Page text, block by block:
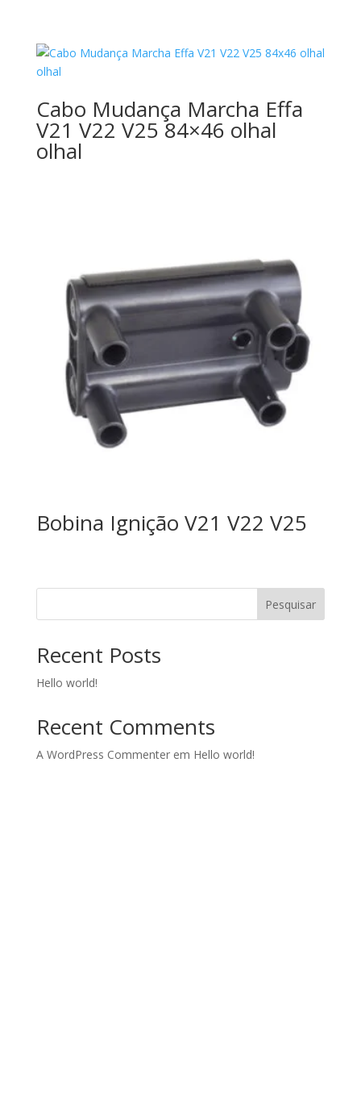
Cabo Mudança Marcha Effa
V21 V22 V25 84×46 olhal
olhal
Bobina Ignição V21 V22 V25
Pesquisar
Recent Posts
Hello world!
Recent Comments
A WordPress Commenterem Hello world!